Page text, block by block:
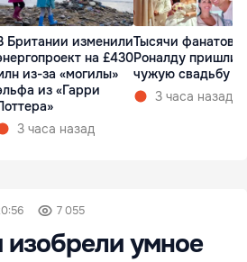
Британии изменили
на £430
из-за «могилы»
из «Гарри
3 часа назад
Тысячи фанатов
Роналду пришли
чужую свадьбу
3 часа назад
7 055
умное